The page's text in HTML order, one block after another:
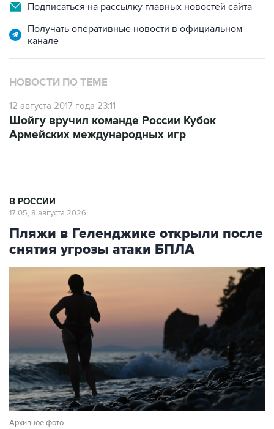
Подписаться на рассылку главных новостей сайта
Получать оперативные новости в официальном
канале
НОВОСТИ ПО ТЕМЕ
12 августа 2017 года 23:11
Шойгу вручил команде России Кубок
Армейских международных игр
В РОССИИ
17:05, 8 августа 2026
Пляжи в Геленджике открыли после
снятия угрозы атаки БПЛА
Архивное фото